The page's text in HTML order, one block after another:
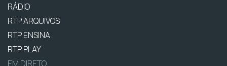
RÁDIO
RTP ARQUIVOS
RTP ENSINA
RTP PLAY
EM DIRETO